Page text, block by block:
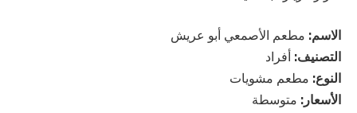
الاسم: مطعم الأصمعي أبو عريش
التصنيف: أفراد
النوع: مطعم مشويات
الأسعار: متوسطة